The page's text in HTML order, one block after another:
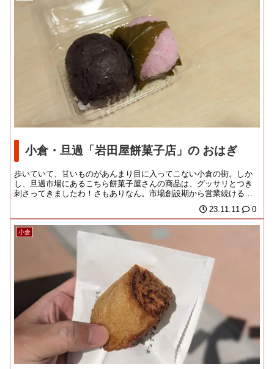
小倉・旦過「岩田屋餅菓子店」の おはぎ
歩いていて、甘いものがあんまり目に入ってこない小倉の街。しか
し、旦過市場にあるこちら餅菓子屋さんの商品は、グッサリとつき
刺さってきましたわ！さもありなん。市場創設期から営業続ける、
23.11.11 0
小倉